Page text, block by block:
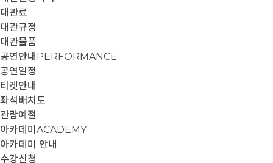
대관료
대관규정
대관물품
공연안내 PERFORMANCE
공연일정
티켓안내
좌석배치도
관람예절
아카데미 ACADEMY
아카데미 안내
수강신청